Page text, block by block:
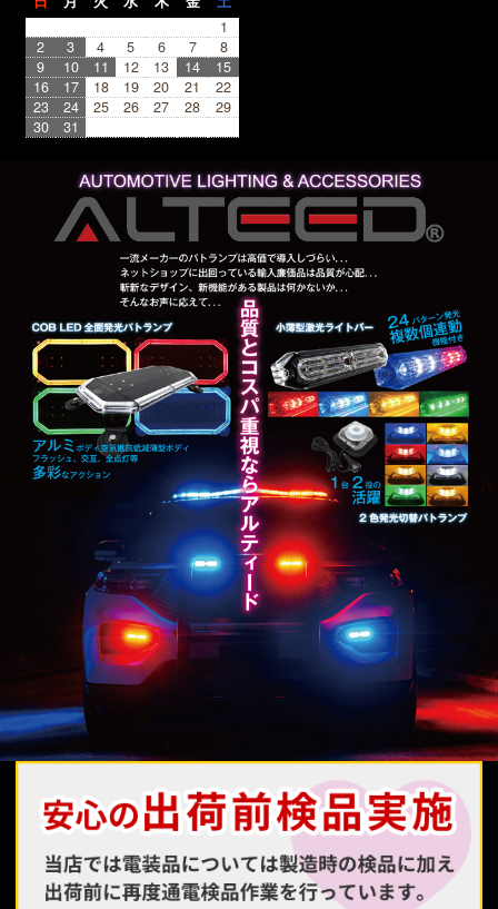
1
2
3 4 5 6 7
8
9
10 11 12 13 14
15
16
17 18 19 20 21
22
23
24 25 26 27 28
29
30
31